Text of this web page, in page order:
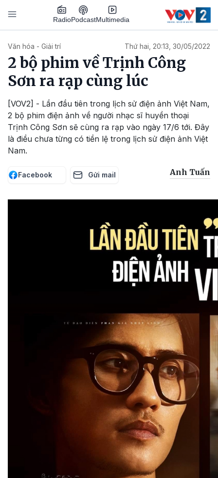
Nhảy đến nội dung
RadioPodcastMultimedia
Văn hóa - Giải trí Thứ hai, 20:13, 30/05/2022
2 bộ phim về Trịnh Công
Sơn ra rạp cùng lúc
[VOV2] - Lần đầu tiên trong lịch sử điện ảnh Việt Nam,
2 bộ phim điện ảnh về người nhạc sĩ huyền thoại
Trịnh Công Sơn sẽ cùng ra rạp vào ngày 17/6 tới. Đây
là điều chưa từng có tiền lệ trong lịch sử điện ảnh Việt
Nam.
Facebook Gửi mail Anh Tuấn